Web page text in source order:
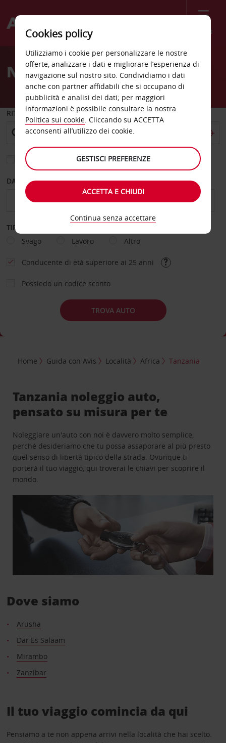
Menù
Welcome
AvisNoleggio auto Tanzania
RITIRO DA
Scegli una località di riconsegna diversa
DAL GIORNO AL GIORNO
TIPOLOGIA DI NOLEGGIO
Svago
Lavoro Altro
Conducente di età superiore ai 25 anni
Possiedo un codice sconto
TROVA AUTO
Home Guida con Avis Località Africa Tanzania
Tanzania noleggio auto,
pensato su misura per te
Noleggiare un'auto con noi è davvero molto semplice,
perché desideriamo che tu possa assaporare al più presto
quel senso di libertà tipico della strada. Ovunque ti
porterà il tuo viaggio, qui troverai le chiavi per scoprire il
mondo.
Dove siamo
Arusha
Dar Es Salaam
Mirambo
Zanzibar
Il tuo viaggio comincia da qui
Pensiamo a te non appena arrivi nella località che hai scelto.
Cookies policy
Utilizziamo i cookie per personalizzare le nostre
offerte, analizzare i dati e migliorare l’esperienza di
navigazione sul nostro sito. Condividiamo i dati
anche con partner affidabili che si occupano di
pubblicità e analisi dei dati; per maggiori
informazioni è possibile consultare la nostra
Politica sui cookie. Cliccando su ACCETTA
acconsenti all’utilizzo dei cookie.
GESTISCI PREFERENZE
ACCETTA E CHIUDI
Continua senza accettare